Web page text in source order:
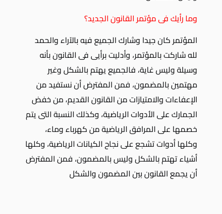
وما رأيك فى مؤتمر القانون الجديد؟
المؤتمر كان جيدا وشارك الجميع فيه بالآراء والحمد
لله شاركت بالمؤتمر، وأدليت برأيى فى القانون بأنه
وسيلة وليس غاية، فالجميع يهتم بالشكل وغير
مهتمين بالمضمون، فمن المفترض أن نستفيد من
الإعفاءات والامتيازات من القانون القديم، من خفض
الجمارك على الأدوات الرياضية، وكذلك النسبة التى يتم
خصمها على المرافق الرياضية من كهرباء وماء،
وكلها أدوات تشجع على نجاح الكيانات الرياضية، وكلها
أشياء تهتم بالشكل وليس بالمضمون، فمن المفترض
أن يجمع القانون بين المضمون والشكل